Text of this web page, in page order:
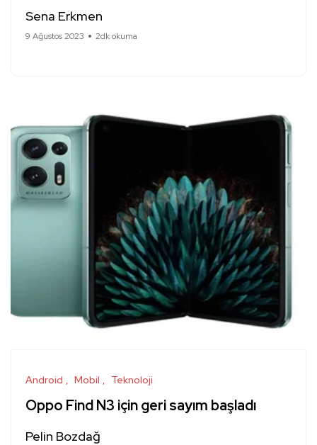
Sena Erkmen
9 Ağustos 2023 2dk okuma
Android Mobil Teknoloji
Oppo Find N3 için geri sayım başladı
Pelin Bozdağ